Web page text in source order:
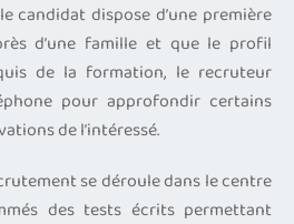
candidat dispose d’une première
d’une famille et que le profil
de la formation, le recruteur
pour approfondir certains
de l’intéressé.
se déroule dans le centre
des tests écrits permettant